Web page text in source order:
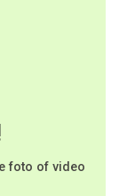
foto of video